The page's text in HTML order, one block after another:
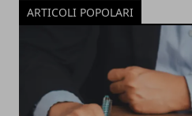
ARTICOLI POPOLARI